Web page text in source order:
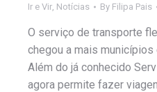
Ir e Vir Notícias By Filipa Pais
O serviço de transporte
chegou a mais
Além do já conhecido
agora permite fazer